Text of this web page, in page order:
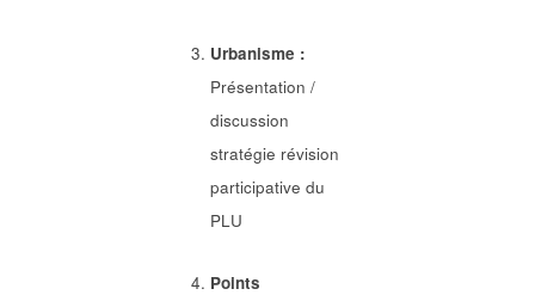
Urbanisme :
Présentation /
discussion
stratégie révision
participative du
PLU
Points